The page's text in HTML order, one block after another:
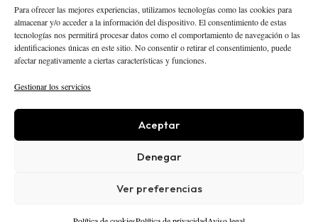
Para ofrecer las mejores experiencias, utilizamos tecnologías como las cookies para
almacenar y/o acceder a la información del dispositivo. El consentimiento de estas
tecnologías nos permitirá procesar datos como el comportamiento de navegación o las
identificaciones únicas en este sitio. No consentir o retirar el consentimiento, puede
afectar negativamente a ciertas características y funciones.
Gestionar los servicios
Aceptar
Denegar
Ver preferencias
INTELIGENCIA ARTIFICIAL
CREATOR ECONOMY
ROBÓTICA
NEGOCIOS
ECONOMÍA
ACTUALIDAD
AVISO LEGAL
PRIVACIDAD